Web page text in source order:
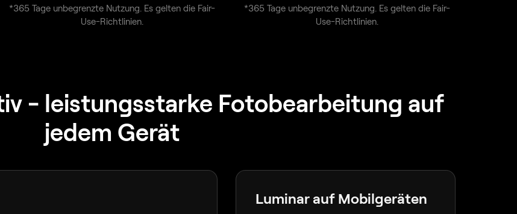
*365 Tage unbegrenzte Nutzung. Es gelten die Fair-
Use-Richtlinien.
*365 Tage unbegrenzte Nutzung. Es gelten die Fair-
Use-Richtlinien.
- leistungsstarke Fotobearbeitung auf
jedem Gerät
Luminar auf Mobilgeräten